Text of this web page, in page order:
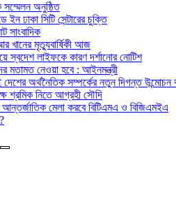
সম্মেলন অনুষ্ঠিত
ইন ঢাকা সিটি সেন্টারের চুক্তি
সাংবাদিক
খানের মৃত্যুবার্ষিকী আজ
স্বদেশ লাইফকে কারণ দর্শানোর নোটিশ
মতামত নেওয়া হবে : আইনমন্ত্রী
অর্থনৈতিক সম্পর্কের নতুন দিগন্ত উন্মোচন
শ্রমিক নিতে আগ্রহী সৌদি
আন্তর্জাতিক মেলা করবে বিটিএমএ ও বিজিএমইএ